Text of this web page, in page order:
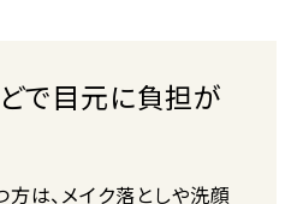
で目元に負担が
は、メイク落としや洗顔